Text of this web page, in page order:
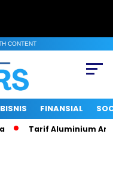
CONTENT
BISNIS FINANSIAL
Tarif Aluminium